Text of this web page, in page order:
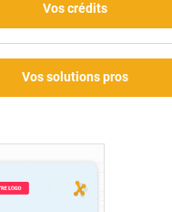
Vos crédits
Vos solutions pros